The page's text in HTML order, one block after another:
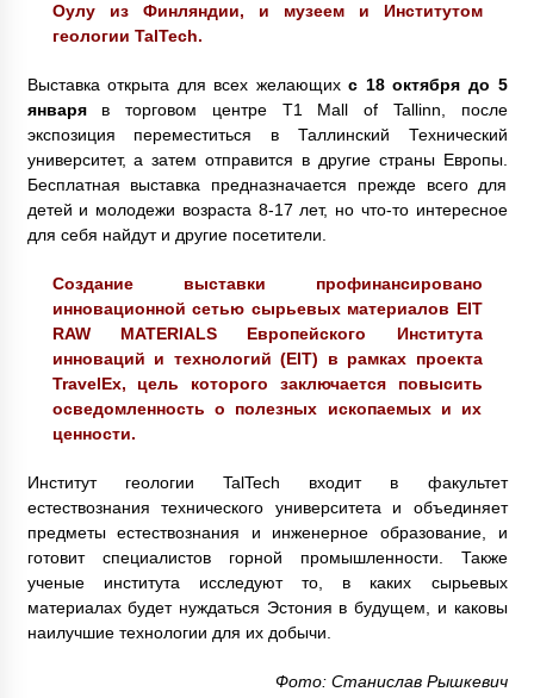
Оулу из Финляндии, и музеем и Институтом
геологии TalTech.
Выставка открыта для всех желающихс 18 октября до 5
январяв торговом центре T1 Mall of Tallinn, после
экспозиция переместиться в Таллинский Технический
университет, а затем отправится в другие страны Европы.
Бесплатная выставка предназначается прежде всего для
детей и молодежи возраста 8-17 лет, но что-то интересное
для себя найдут и другие посетители.
Создание выставки профинансировано
инновационной сетью сырьевых материалов EIT
RAW MATERIALS Европейского Института
инноваций и технологий (EIT) в рамках проекта
TravelEx, цель которого заключается повысить
осведомленность о полезных ископаемых и их
ценности.
Институт геологии TalTech входит в факультет
естествознания технического университета и объединяет
предметы естествознания и инженерное образование, и
готовит специалистов горной промышленности. Также
ученые института исследуют то, в каких сырьевых
материалах будет нуждаться Эстония в будущем, и каковы
наилучшие технологии для их добычи.
Фото: Станислав Рышкевич